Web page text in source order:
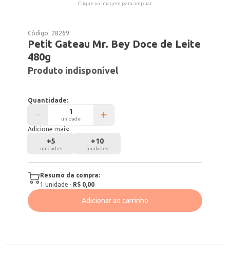
Clique na imagem para ampliar.
Código: 28269
Petit Gateau Mr. Bey Doce de Leite
480g
Produto indisponível
Quantidade:
unidade
Adicione mais:
+5
unidades
+10
unidades
Resumo da compra:
1 unidade · R$ 0,00
Adicionar ao carrinho